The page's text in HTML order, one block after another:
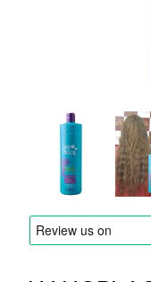
Preguntas
Contacto